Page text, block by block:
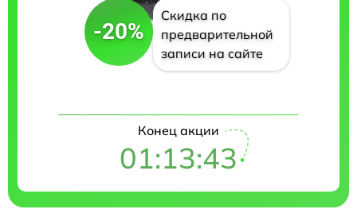
-20%
Скидка по
предварительной
записи на сайте
Конец акции
01:13:42